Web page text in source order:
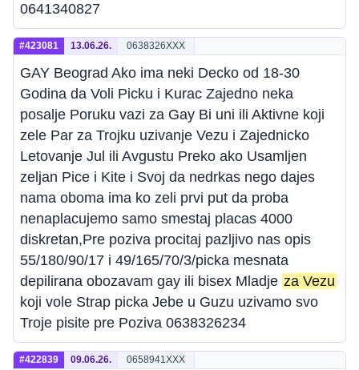
0641340827
#423081 13.06.26. 0638326XXX
GAY Beograd Ako ima neki Decko od 18-30
Godina da Voli Picku i Kurac Zajedno neka
posalje Poruku vazi za Gay Bi uni ili Aktivne koji
zele Par za Trojku uzivanje Vezu i Zajednicko
Letovanje Jul ili Avgustu Preko ako Usamljen
zeljan Pice i Kite i Svoj da nedrkas nego dajes
nama oboma ima ko zeli prvi put da proba
nenaplacujemo samo smestaj placas 4000
diskretan,Pre poziva procitaj pazljivo nas opis
55/180/90/17 i 49/165/70/3/picka mesnata
depilirana obozavam gay ili bisex Mladje za Vezu
koji vole Strap picka Jebe u Guzu uzivamo svo
Troje pisite pre Poziva 0638326234
#422839 09.06.26. 0658941XXX